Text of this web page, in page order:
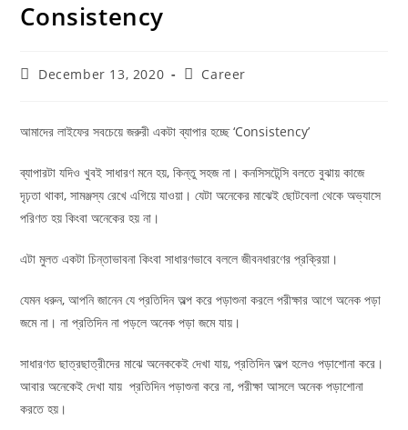
Consistency
December 13, 2020 Career
আমাদের লাইফের সবচেয়ে জরুরী একটা ব্যাপার হচ্ছে ‘Consistency’
ব্যাপারটা যদিও খুবই সাধারণ মনে হয়, কিন্তু সহজ না। কনসিসটেন্সি বলতে বুঝায় কাজে
দৃঢ়তা থাকা, সামঞ্জস্য রেখে এগিয়ে যাওয়া। যেটা অনেকের মাঝেই ছোটবেলা থেকে অভ্যাসে
পরিণত হয় কিংবা অনেকের হয় না।
এটা মুলত একটা চিন্তাভাবনা কিংবা সাধারণভাবে বললে জীবনধারণের প্রক্রিয়া।
যেমন ধরুন, আপনি জানেন যে প্রতিদিন অল্প করে পড়াশুনা করলে পরীক্ষার আগে অনেক পড়া
জমে না। না প্রতিদিন না পড়লে অনেক পড়া জমে যায়।
সাধারণত ছাত্রছাত্রীদের মাঝে অনেককেই দেখা যায়, প্রতিদিন অল্প হলেও পড়াশোনা করে।
আবার অনেকেই দেখা যায় প্রতিদিন পড়াশুনা করে না, পরীক্ষা আসলে অনেক পড়াশোনা
করতে হয়।